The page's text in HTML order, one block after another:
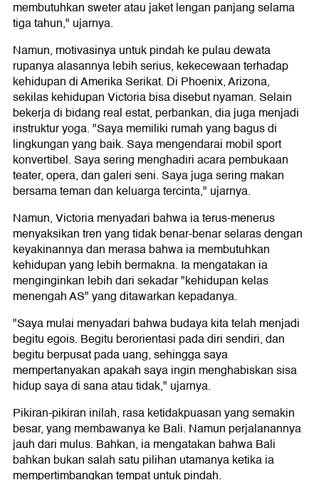
membutuhkan sweter atau jaket lengan panjang selama
tiga tahun," ujarnya.
Namun, motivasinya untuk pindah ke pulau dewata
rupanya alasannya lebih serius, kekecewaan terhadap
kehidupan di Amerika Serikat. Di Phoenix, Arizona,
sekilas kehidupan Victoria bisa disebut nyaman. Selain
bekerja di bidang real estat, perbankan, dia juga menjadi
instruktur yoga. "Saya memiliki rumah yang bagus di
lingkungan yang baik. Saya mengendarai mobil sport
konvertibel. Saya sering menghadiri acara pembukaan
teater, opera, dan galeri seni. Saya juga sering makan
bersama teman dan keluarga tercinta," ujarnya.
Namun, Victoria menyadari bahwa ia terus-menerus
menyaksikan tren yang tidak benar-benar selaras dengan
keyakinannya dan merasa bahwa ia membutuhkan
kehidupan yang lebih bermakna. Ia mengatakan ia
menginginkan lebih dari sekadar "kehidupan kelas
menengah AS" yang ditawarkan kepadanya.
"Saya mulai menyadari bahwa budaya kita telah menjadi
begitu egois. Begitu berorientasi pada diri sendiri, dan
begitu berpusat pada uang, sehingga saya
mempertanyakan apakah saya ingin menghabiskan sisa
hidup saya di sana atau tidak," ujarnya.
Pikiran-pikiran inilah, rasa ketidakpuasan yang semakin
besar, yang membawanya ke Bali. Namun perjalanannya
jauh dari mulus. Bahkan, ia mengatakan bahwa Bali
bahkan bukan salah satu pilihan utamanya ketika ia
mempertimbangkan tempat untuk pindah.